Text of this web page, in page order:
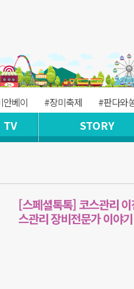
안베이 #장미축제 #판다와
TV STORY
[스페셜톡톡] 코스관리
스관리 장비전문가 이야기